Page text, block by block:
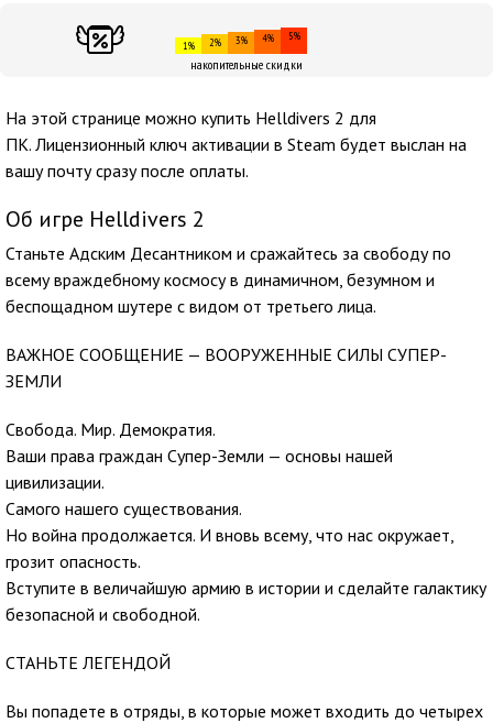
1% 2% 3% 4% 5%
накопительные скидки
На этой странице можно купить Helldivers 2 для
ПК. Лицензионный ключ активации в Steam будет выслан на
вашу почту сразу после оплаты.
Об игре Helldivers 2
Станьте Адским Десантником и сражайтесь за свободу по
всему враждебному космосу в динамичном, безумном и
беспощадном шутере с видом от третьего лица.
ВАЖНОЕ СООБЩЕНИЕ — ВООРУЖЕННЫЕ СИЛЫ СУПЕР-
ЗЕМЛИ
Свобода. Мир. Демократия.
Ваши права граждан Супер-Земли — основы нашей
цивилизации.
Самого нашего существования.
Но война продолжается. И вновь всему, что нас окружает,
грозит опасность.
Вступите в величайшую армию в истории и сделайте галактику
безопасной и свободной.
СТАНЬТЕ ЛЕГЕНДОЙ
Вы попадете в отряды, в которые может входить до четырех